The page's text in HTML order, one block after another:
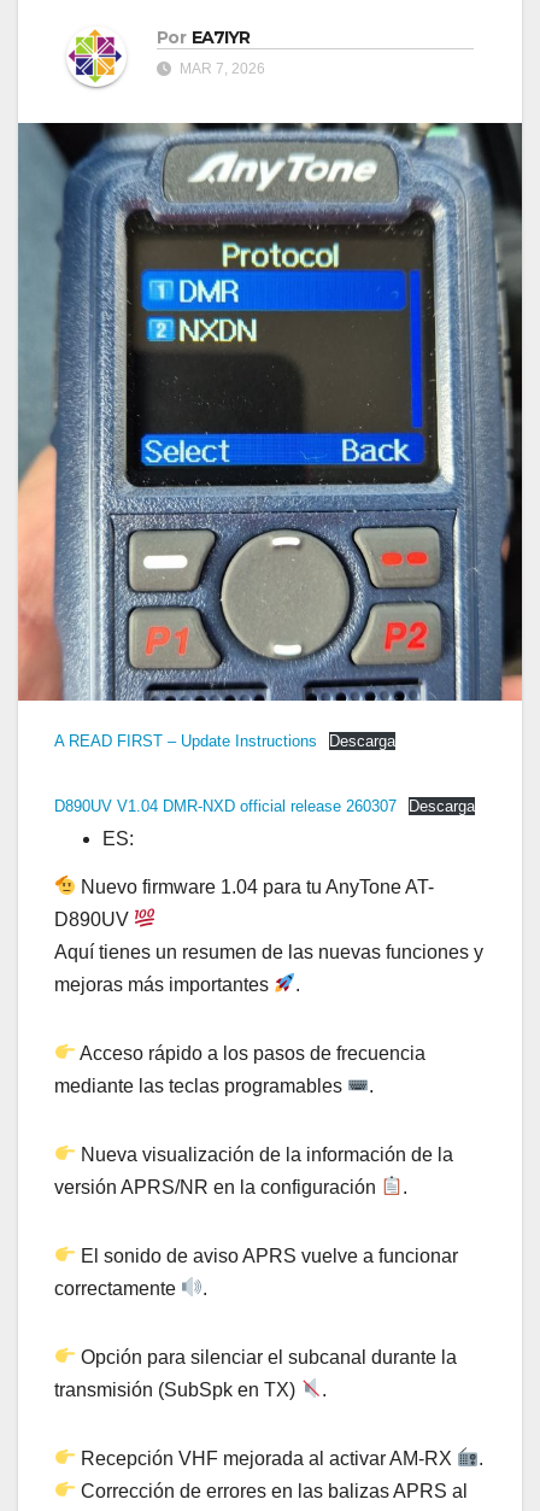
Por EA7IYR
MAR 7, 2026
A READ FIRST – Update Instructions Descarga
D890UV V1.04 DMR-NXD official release 260307 Descarga
ES:
Nuevo firmware 1.04 para tu AnyTone AT-
D890UV
Aquí tienes un resumen de las nuevas funciones y
mejoras más importantes
.
Acceso rápido a los pasos de frecuencia
mediante las teclas programables
.
Nueva visualización de la información de la
versión APRS/NR en la configuración
.
El sonido de aviso APRS vuelve a funcionar
correctamente
.
Opción para silenciar el subcanal durante la
transmisión (SubSpk en TX)
.
Recepción VHF mejorada al activar AM-RX
.
Corrección de errores en las balizas APRS al